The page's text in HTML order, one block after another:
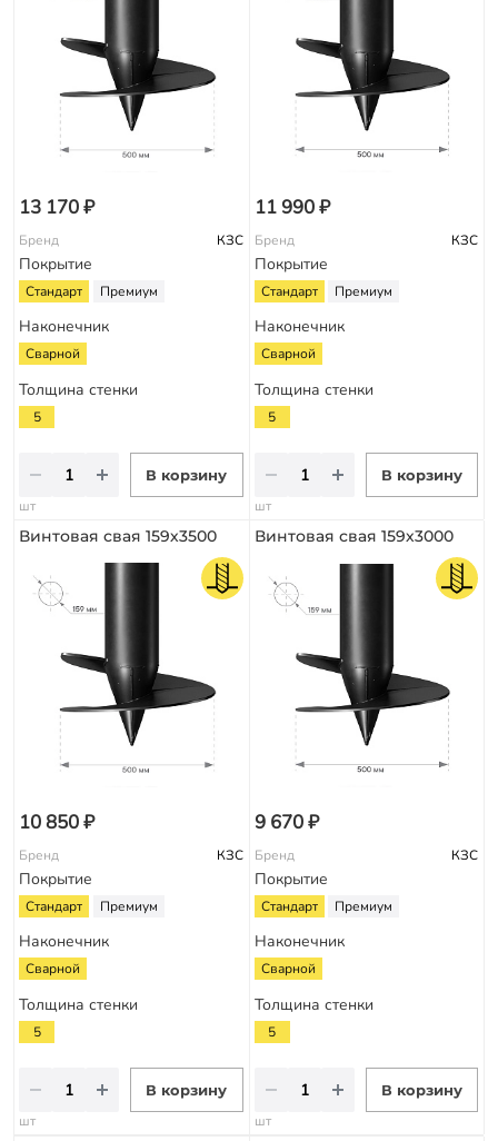
13 170 ₽
Бренд КЗС
Покрытие
Стандарт Премиум
Наконечник
Сварной
Толщина стенки
5
В корзину
шт
11 990 ₽
Бренд КЗС
Покрытие
Стандарт Премиум
Наконечник
Сварной
Толщина стенки
5
В корзину
шт
Винтовая свая 159х3500
10 850 ₽
Бренд КЗС
Покрытие
Стандарт Премиум
Наконечник
Сварной
Толщина стенки
5
В корзину
шт
Винтовая свая 159х3000
9 670 ₽
Бренд КЗС
Покрытие
Стандарт Премиум
Наконечник
Сварной
Толщина стенки
5
В корзину
шт